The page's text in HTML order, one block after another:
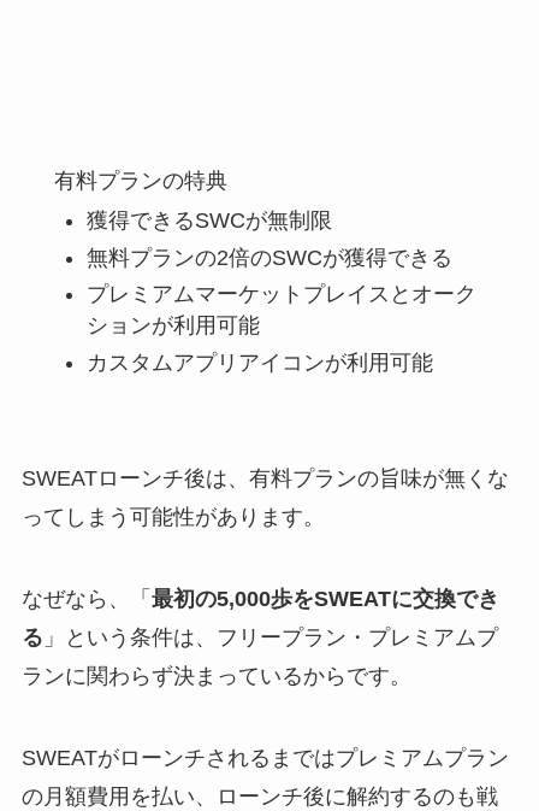
有料プランの特典
獲得できるSWCが無制限
無料プランの2倍のSWCが獲得できる
プレミアムマーケットプレイスとオーク
ションが利用可能
カスタムアプリアイコンが利用可能
SWEATローンチ後は、有料プランの旨味が無くな
ってしまう可能性があります。
なぜなら、「 最初の5,000歩をSWEATに交換でき
る 」という条件は、フリープラン・プレミアムプ
ランに関わらず決まっているからです。
SWEATがローンチされるまではプレミアムプラン
の月額費用を払い、ローンチ後に解約するのも戦